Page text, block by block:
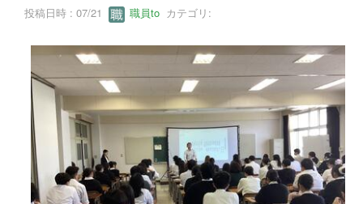
投稿日時 : 07/21 職員to カテゴリ: